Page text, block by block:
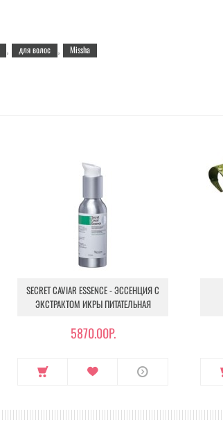
для волос Missha
SECRET CAVIAR ESSENCE - ЭССЕНЦИЯ С
ЭКСТРАКТОМ ИКРЫ ПИТАТЕЛЬНАЯ
5870.00Р.